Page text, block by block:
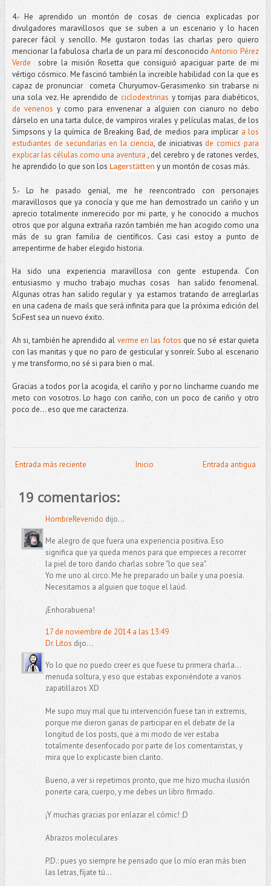
4.- He aprendido un montón de cosas de ciencia explicadas por
divulgadores maravillosos que se suben a un escenario y lo hacen
parecer fácil y sencillo. Me gustaron todas las charlas pero quiero
mencionar la fabulosa charla de un para mí desconocidoAntonio Pérez
Verde sobre la misión Rosetta que consiguió apaciguar parte de mi
vértigo cósmico. Me fascinó también la increible habilidad con la que es
capaz de pronunciar cometa Churyumov-Gerasimenko sin trabarse ni
una sola vez. He aprendido de ciclodextrinas y torrijas para diabéticos,
de venenos y como para envenenar a alguien con cianuro no debo
dárselo en una tarta dulce, de vampiros virales y películas malas, de los
Simpsons y la química de Breaking Bad, de medios para implicar a los
estudiantes de secundarias en la ciencia, de iniciativasde comics para
explicar las células como una aventura , del cerebro y de ratones verdes,
he aprendido lo que son los Lagerstätten y un montón de cosas más.
5.- Lo he pasado genial, me he reencontrado con personajes
maravillosos que ya conocía y que me han demostrado un cariño y un
aprecio totalmente inmerecido por mi parte, y he conocido a muchos
otros que por alguna extraña razón también me han acogido como una
más de su gran familia de científicos. Casi casi estoy a punto de
arrepentirme de haber elegido historia.
Ha sido una experiencia maravillosa con gente estupenda. Con
entusiasmo y mucho trabajo muchas cosas han salido fenomenal.
Algunas otras han salido regular y ya estamos tratando de arreglarlas
en una cadena de mails que será infinita para que la próxima edición del
SciFest sea un nuevo éxito.
Ah si, también he aprendido al verme en las fotos que no sé estar quieta
con las manitas y que no paro de gesticular y sonreír. Subo al escenario
y me transformo, no sé si para bien o mal.
Gracias a todos por la acogida, el cariño y por no lincharme cuando me
meto con vosotros. Lo hago con cariño, con un poco de cariño y otro
poco de... eso que me caracteriza.
Entrada más reciente Entrada antigua
Inicio
19 comentarios:
HombreRevenido dijo...
Me alegro de que fuera una experiencia positiva. Eso
significa que ya queda menos para que empieces a recorrer
la piel de toro dando charlas sobre "lo que sea".
Yo me uno al circo. Me he preparado un baile y una poesía.
Necesitamos a alguien que toque el laúd.
¡Enhorabuena!
17 de noviembre de 2014 a las 13:49
Dr. Litos dijo...
Yo lo que no puedo creer es que fuese tu primera charla...
menuda soltura, y eso que estabas exponiéndote a varios
zapatillazos XD
Me supo muy mal que tu intervención fuese tan in extremis,
porque me dieron ganas de participar en el debate de la
longitud de los posts, que a mi modo de ver estaba
totalmente desenfocado por parte de los comentaristas, y
mira que lo explicaste bien clarito.
Bueno, a ver si repetimos pronto, que me hizo mucha ilusión
ponerte cara, cuerpo, y me debes un libro firmado.
¡Y muchas gracias por enlazar el cómic! ;D
Abrazos moleculares
P.D.: pues yo siempre he pensado que lo mío eran más bien
las letras, fíjate tú...